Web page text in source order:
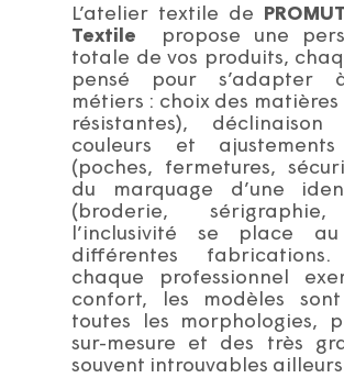
L’atelier textile de
Textile
propose une
totale de vos produits,
pensé pour s’adapter
métiers : choix des
résistantes),
couleurs et ajustements
(poches, fermetures,
du marquage d’une
(broderie,
l’inclusivité se place
différentes
chaque professionnel
confort, les modèles
toutes les morphologies,
sur-mesure et des très
souvent introuvables